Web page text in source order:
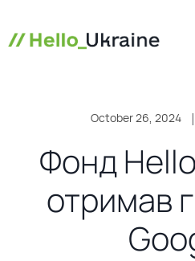
October 26, 2024 |
Фонд
отримав